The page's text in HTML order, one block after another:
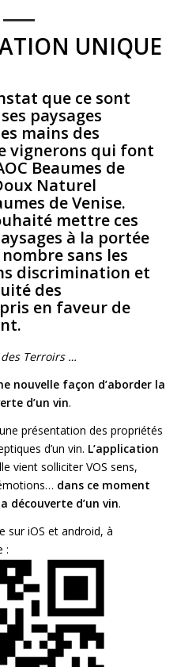
UNIQUE
que ce sont
paysages
mains des
vignerons qui font
Beaumes de
Naturel
de Venise.
mettre ces
à la portée
sans les
discrimination et
des
en faveur de
Terroirs …
nouvelle façon d’aborder la
d’un vin.
présentation des propriétés
d’un vin. L’application
vient solliciter VOS sens,
dans ce moment
découverte d’un vin.
sur iOS et android, à
: